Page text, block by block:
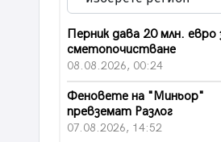
Перник дава 20 млн. евро
сметопочистване
08.08.2026, 00:24
Феновете на "Миньор"
превземат Разлог
07.08.2026, 14:52